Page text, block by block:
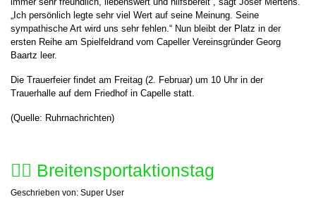
„Ich persönlich legte sehr viel Wert auf seine Meinung. Seine
sympathische Art wird uns sehr fehlen.“ Nun bleibt der Platz in der
ersten Reihe am Spielfeldrand vom Capeller Vereinsgründer Georg
Baartz leer.
Die Trauerfeier findet am Freitag (2. Februar) um 10 Uhr in der
Trauerhalle auf dem Friedhof in Capelle statt.
(Quelle: Ruhrnachrichten)
🤸‍♀️ Breitensportaktionstag
Geschrieben von: Super User